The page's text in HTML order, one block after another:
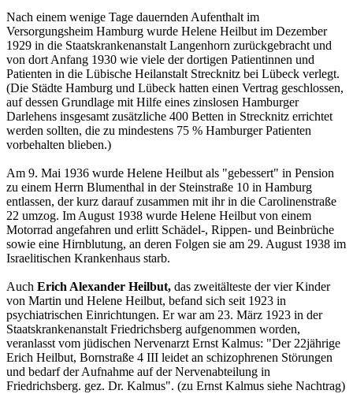
Nach einem wenige Tage dauernden Aufenthalt im
Versorgungsheim Hamburg wurde Helene Heilbut im Dezember
1929 in die Staatskrankenanstalt Langenhorn zurückgebracht und
von dort Anfang 1930 wie viele der dortigen Patientinnen und
Patienten in die Lübische Heilanstalt Strecknitz bei Lübeck verlegt.
(Die Städte Hamburg und Lübeck hatten einen Vertrag geschlossen,
auf dessen Grundlage mit Hilfe eines zinslosen Hamburger
Darlehens insgesamt zusätzliche 400 Betten in Strecknitz errichtet
werden sollten, die zu mindestens 75 % Hamburger Patienten
vorbehalten blieben.)
Am 9. Mai 1936 wurde Helene Heilbut als "gebessert" in Pension
zu einem Herrn Blumenthal in der Steinstraße 10 in Hamburg
entlassen, der kurz darauf zusammen mit ihr in die Carolinenstraße
22 umzog. Im August 1938 wurde Helene Heilbut von einem
Motorrad angefahren und erlitt Schädel-, Rippen- und Beinbrüche
sowie eine Hirnblutung, an deren Folgen sie am 29. August 1938 im
Israelitischen Krankenhaus starb.
Auch Erich Alexander Heilbut, das zweitälteste der vier Kinder
von Martin und Helene Heilbut, befand sich seit 1923 in
psychiatrischen Einrichtungen. Er war am 23. März 1923 in der
Staatskrankenanstalt Friedrichsberg aufgenommen worden,
veranlasst vom jüdischen Nervenarzt Ernst Kalmus: "Der 22jährige
Erich Heilbut, Bornstraße 4 III leidet an schizophrenen Störungen
und bedarf der Aufnahme auf der Nervenabteilung in
Friedrichsberg. gez. Dr. Kalmus". (zu Ernst Kalmus siehe Nachtrag)